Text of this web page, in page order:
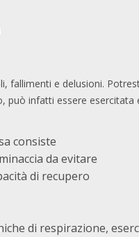
fallimenti e delusioni.
può infatti essere
consiste
da evitare
di recupero
di respirazione,